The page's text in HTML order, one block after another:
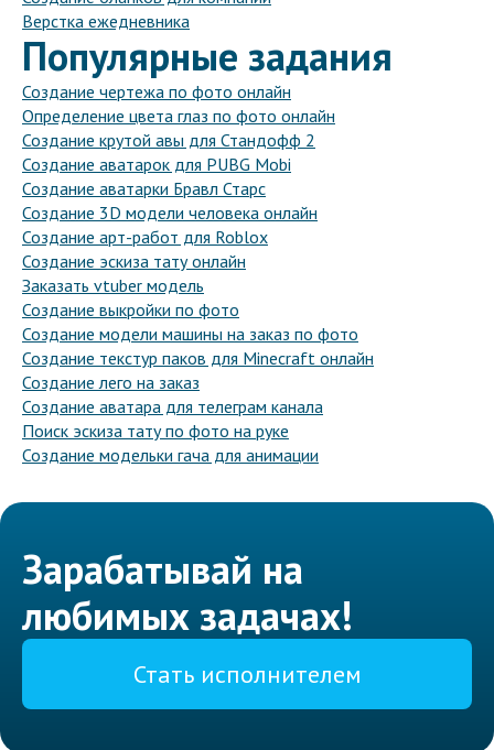
Верстка ежедневника
Популярные задания
Создание чертежа по фото онлайн
Определение цвета глаз по фото онлайн
Создание крутой авы для Стандофф 2
Создание аватарок для PUBG Mobi
Создание аватарки Бравл Старс
Создание 3D модели человека онлайн
Создание арт-работ для Roblox
Создание эскиза тату онлайн
Заказать vtuber модель
Создание выкройки по фото
Создание модели машины на заказ по фото
Создание текстур паков для Minecraft онлайн
Создание лего на заказ
Создание аватара для телеграм канала
Поиск эскиза тату по фото на руке
Создание модельки гача для анимации
Зарабатывай на
любимых задачах!
Стать исполнителем